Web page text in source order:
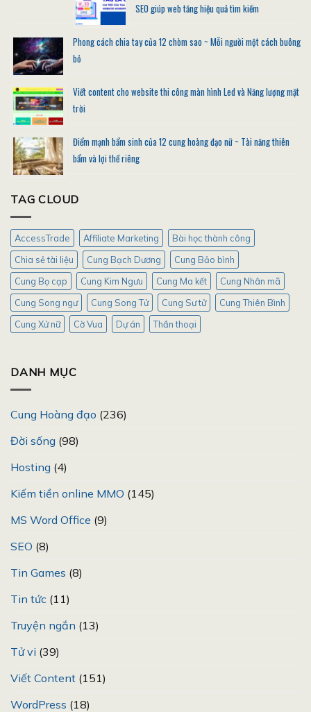
SEO giúp web tăng hiệu quả tìm kiếm
Phong cách chia tay của 12 chòm sao ~ Mỗi người một cách buông
bỏ
Viết content cho website thi công màn hình Led và Năng lượng mặt
trời
Điểm mạnh bẩm sinh của 12 cung hoàng đạo nữ ~ Tài năng thiên
bẩm và lợi thế riêng
TAG CLOUD
AccessTrade Affiliate Marketing
Bài học thành công
Chia sẻ tài liệu
Cung Bạch Dương
Cung Bảo bình
Cung Bọ cạp
Cung Kim Ngưu Cung Ma kết
Cung Nhân mã
Cung Song ngư
Cung Song Tử Cung Sư tử
Cung Thiên Bình
Cung Xử nữ
Cờ Vua Dự án Thần thoại
DANH MỤC
Cung Hoàng đạo (236)
Đời sống (98)
Hosting (4)
Kiếm tiền online MMO (145)
MS Word Office (9)
SEO (8)
Tin Games (8)
Tin tức (11)
Truyện ngắn (13)
Tử vi (39)
Viết Content (151)
WordPress (18)